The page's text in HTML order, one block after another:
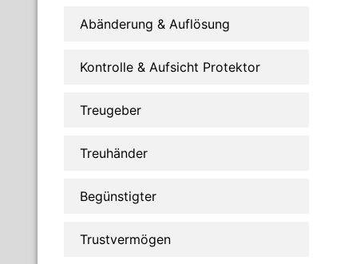
Abänderung & Auflösung
Kontrolle & Aufsicht Protektor
Treugeber
Treuhänder
Begünstigter
Trustvermögen